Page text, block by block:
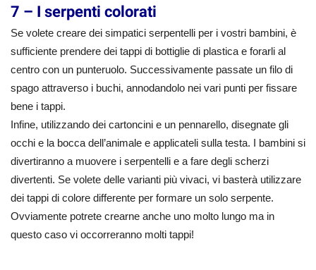
7 – I serpenti colorati
Se volete creare dei simpatici serpentelli per i vostri bambini, è
sufficiente prendere dei tappi di bottiglie di plastica e forarli al
centro con un punteruolo. Successivamente passate un filo di
spago attraverso i buchi, annodandolo nei vari punti per fissare
bene i tappi.
Infine, utilizzando dei cartoncini e un pennarello, disegnate gli
occhi e la bocca dell’animale e applicateli sulla testa. I bambini si
divertiranno a muovere i serpentelli e a fare degli scherzi
divertenti. Se volete delle varianti più vivaci, vi basterà utilizzare
dei tappi di colore differente per formare un solo serpente.
Ovviamente potrete crearne anche uno molto lungo ma in
questo caso vi occorreranno molti tappi!